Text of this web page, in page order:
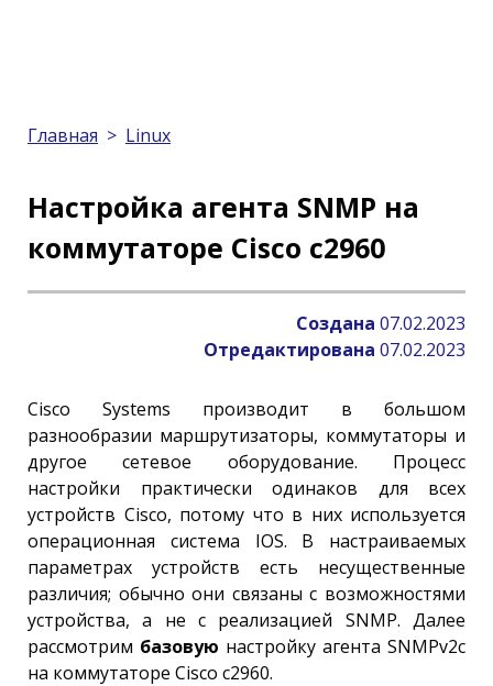
Главная > Linux
Настройка агента SNMP на
коммутаторе Cisco c2960
Создана 07.02.2023
Отредактирована 07.02.2023
Cisco Systems производит в большом
разнообразии маршрутизаторы, коммутаторы и
другое сетевое оборудование. Процесс
настройки практически одинаков для всех
устройств Cisco, потому что в них используется
операционная система IOS. В настраиваемых
параметрах устройств есть несущественные
различия; обычно они связаны с возможностями
устройства, а не с реализацией SNMP. Далее
рассмотрим базовую настройку агента SNMPv2c
на коммутаторе Cisco c2960.